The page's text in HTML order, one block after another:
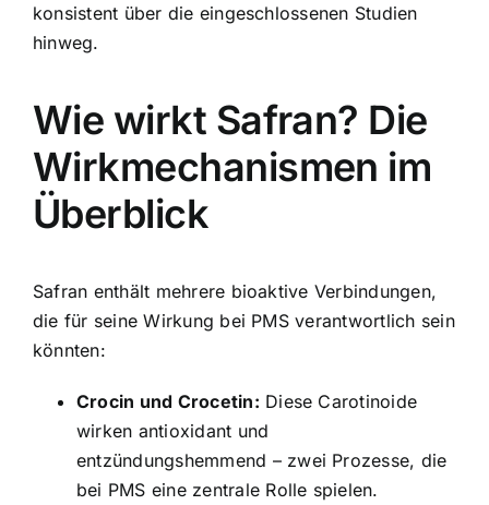
konsistent über die eingeschlossenen Studien
hinweg.
Wie wirkt Safran? Die
Wirkmechanismen im
Überblick
Safran enthält mehrere bioaktive Verbindungen,
die für seine Wirkung bei PMS verantwortlich sein
könnten:
Crocin und Crocetin: Diese Carotinoide
wirken antioxidant und
entzündungshemmend – zwei Prozesse, die
bei PMS eine zentrale Rolle spielen.